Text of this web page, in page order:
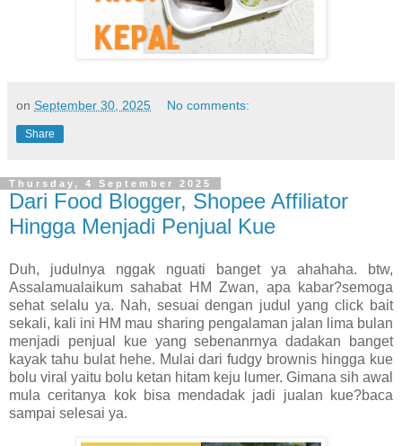
on September 30, 2025 No comments:
Share
Thursday, 4 September 2025
Dari Food Blogger, Shopee Affiliator
Hingga Menjadi Penjual Kue
Duh, judulnya nggak nguati banget ya ahahaha. btw,
Assalamualaikum sahabat HM Zwan, apa kabar?semoga
sehat selalu ya. Nah, sesuai dengan judul yang click bait
sekali, kali ini HM mau sharing pengalaman jalan lima bulan
menjadi penjual kue yang sebenanrnya dadakan banget
kayak tahu bulat hehe. Mulai dari fudgy brownis hingga kue
bolu viral yaitu bolu ketan hitam keju lumer. Gimana sih awal
mula ceritanya kok bisa mendadak jadi jualan kue?baca
sampai selesai ya.